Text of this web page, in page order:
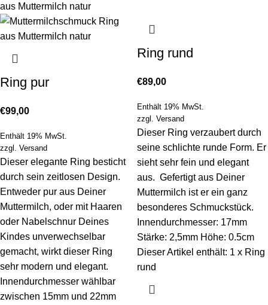
Ring pur
€99,00
Enthält 19% MwSt.
zzgl. Versand
Dieser elegante Ring besticht
durch sein zeitlosen Design.
Entweder pur aus Deiner
Muttermilch, oder mit Haaren
oder Nabelschnur Deines
Kindes unverwechselbar
gemacht, wirkt dieser Ring
sehr modern und elegant.
Innendurchmesser wählbar
zwischen 15mm und 22mm
Ring rund
€89,00
Enthält 19% MwSt.
zzgl. Versand
Dieser Ring verzaubert durch
seine schlichte runde Form. Er
sieht sehr fein und elegant
aus. Gefertigt aus Deiner
Muttermilch ist er ein ganz
besonderes Schmuckstück.
Innendurchmesser: 17mm
Stärke: 2,5mm Höhe: 0.5cm
Dieser Artikel enthält: 1 x Ring
rund